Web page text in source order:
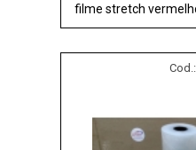
filme stretch
Cod.: